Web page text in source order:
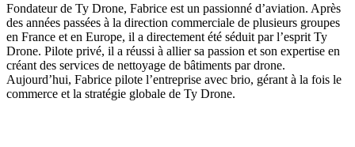
Fondateur de Ty Drone, Fabrice est un passionné d’aviation. Après
des années passées à la direction commerciale de plusieurs groupes
en France et en Europe, il a directement été séduit par l’esprit Ty
Drone. Pilote privé, il a réussi à allier sa passion et son expertise en
créant des services de nettoyage de bâtiments par drone.
Aujourd’hui, Fabrice pilote l’entreprise avec brio, gérant à la fois le
commerce et la stratégie globale de Ty Drone.